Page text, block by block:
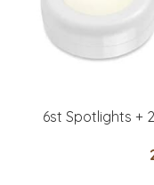
6st Spotlights +